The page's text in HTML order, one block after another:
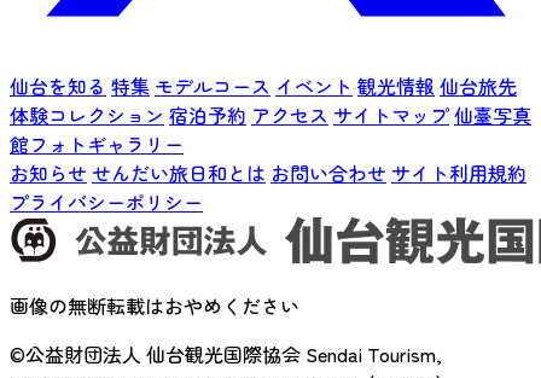
仙台を知る 特集 モデルコース イベント 観光情報 仙台旅先
体験コレクション 宿泊予約 アクセス サイトマップ仙臺写真
館フォトギャラリー
お知らせ せんだい旅日和とは お問い合わせ サイト利用規約
プライバシーポリシー
画像の無断転載はおやめください
©公益財団法人 仙台観光国際協会 Sendai Tourism,